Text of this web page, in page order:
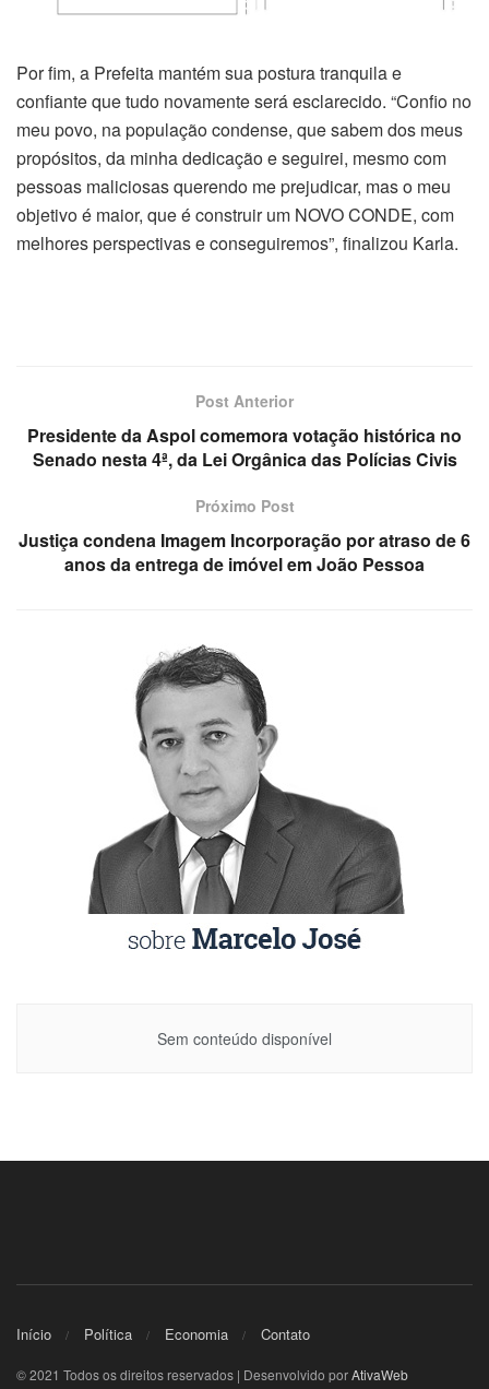
Por fim, a Prefeita mantém sua postura tranquila e
confiante que tudo novamente será esclarecido. “Confio no
meu povo, na população condense, que sabem dos meus
propósitos, da minha dedicação e seguirei, mesmo com
pessoas maliciosas querendo me prejudicar, mas o meu
objetivo é maior, que é construir um NOVO CONDE, com
melhores perspectivas e conseguiremos”, finalizou Karla.
Post Anterior
Presidente da Aspol comemora votação histórica no
Senado nesta 4ª, da Lei Orgânica das Polícias Civis
Próximo Post
Justiça condena Imagem Incorporação por atraso de 6
anos da entrega de imóvel em João Pessoa
Sem conteúdo disponível
Início Política Economia Contato
© 2021 Todos os direitos reservados | Desenvolvido porAtivaWeb